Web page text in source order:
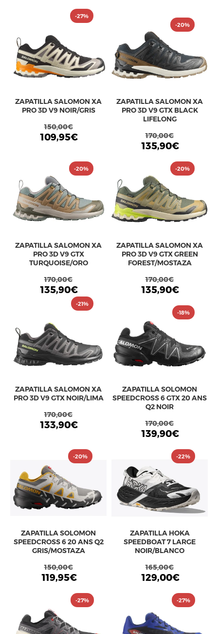
ZAPATILLA SALOMON XA
PRO 3D V9 NOIR/GRIS
150,00€
-27%
109,95€
ZAPATILLA SALOMON XA
PRO 3D V9 GTX BLACK
LIFELONG
170,00€
-20%
135,90€
ZAPATILLA SALOMON XA
PRO 3D V9 GTX
TURQUOISE/ORO
170,00€
-20%
135,90€
ZAPATILLA SALOMON XA
PRO 3D V9 GTX GREEN
FOREST/MOSTAZA
170,00€
-20%
135,90€
ZAPATILLA SALOMON XA
PRO 3D V9 GTX NOIR/LIMA
170,00€
-21%
133,90€
ZAPATILLA SOLOMON
SPEEDCROSS 6 GTX 20 ANS
Q2 NOIR
170,00€
-18%
139,90€
ZAPATILLA SOLOMON
SPEEDCROSS 6 20 ANS Q2
GRIS/MOSTAZA
150,00€
-20%
119,95€
ZAPATILLA HOKA
SPEEDBOAT 7 LARGE
NOIR/BLANCO
165,00€
-22%
129,00€
-27% -27%